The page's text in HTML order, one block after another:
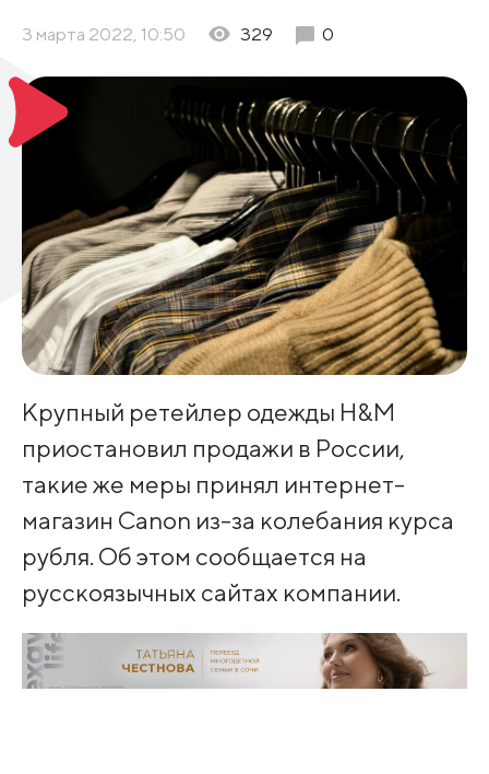
3 марта 2022, 10:50 329 0
Крупный ретейлер одежды Н&M
приостановил продажи в России,
такие же меры принял интернет-
магазин Canon из-за колебания курса
рубля. Об этом сообщается на
русскоязычных сайтах компании.